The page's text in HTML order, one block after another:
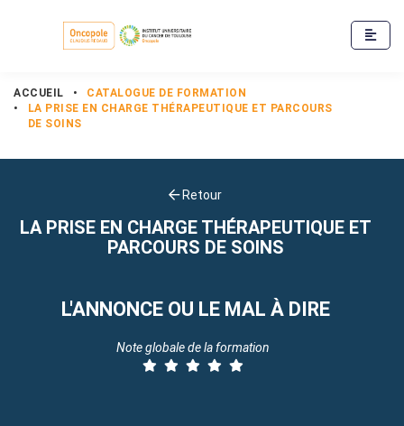
ACCUEIL •
CATALOGUE DE FORMATION
•
LA PRISE EN CHARGE THÉRAPEUTIQUE ET PARCOURS
DE SOINS
Retour
LA PRISE EN CHARGE THÉRAPEUTIQUE ET
PARCOURS DE SOINS
L'ANNONCE OU LE MAL À DIRE
Note globale de la formation